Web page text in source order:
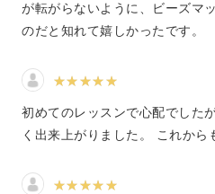
ブレスレットやネックレスな
も、まずはここからチェック
ハンドメイド初心者歓迎！
が転がらないように、ビーズマ
のだと知れて嬉しかったです。
初めてのレッスンで心配でした
く出来上がりました。 これか